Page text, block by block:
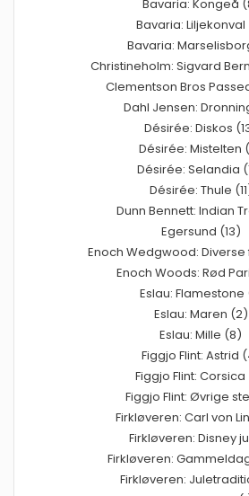
Bavaria: Kongeå
Bavaria: Liljekonval
Bavaria:
Christineholm: Sigvard
Clementson Bros
Dahl Jensen:
Désirée: Diskos
Désirée: Mistelten
Désirée: Selandia
Désirée: Thule
Dunn Bennett: Indian
Egersund (13)
Enoch Wedgwood:
Enoch Woods: Rød
Eslau: Flamestone
Eslau: Maren (2)
Eslau: Mille (8)
Figgjo Flint: Astrid
Figgjo Flint:
Figgjo Flint: Øvrige
Firkløveren: Carl von
Firkløveren: Disney
Firkløveren:
Firkløveren: